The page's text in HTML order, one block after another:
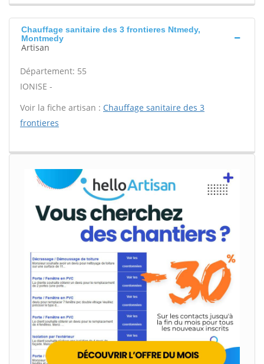
Chauffage sanitaire des 3 frontieres Ntmedy,
Montmedy
Artisan
Département: 55
IONISE -
Voir la fiche artisan : Chauffage sanitaire des 3
frontieres